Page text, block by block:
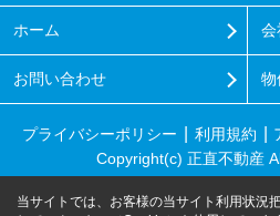
ホーム 会
お問い合わせ 物
プライバシーポリシー 利用規約
Copyright(c) 正直不動産
当サイトでは、お客様の当サイト利用状況